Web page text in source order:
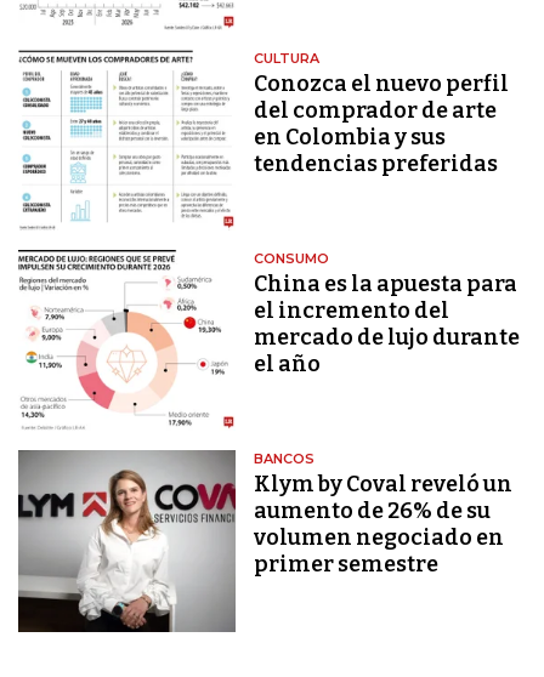
CULTURA
Conozca el nuevo perfil
del comprador de arte
en Colombia y sus
tendencias preferidas
CONSUMO
China es la apuesta para
el incremento del
mercado de lujo durante
el año
BANCOS
Klym by Coval reveló un
aumento de 26% de su
volumen negociado en
primer semestre